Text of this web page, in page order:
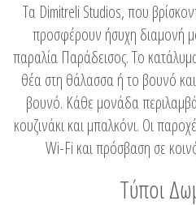
Τα Dimitreli Studios, που
προσφέρουν ήσυχη διαμονή
παραλία Παράδεισος. Το
θέα στη θάλασσα ή το βουνό
βουνό. Κάθε μονάδα
κουζινάκι και μπαλκόνι. Οι
Wi-Fi και πρόσβαση σε
Τύποι